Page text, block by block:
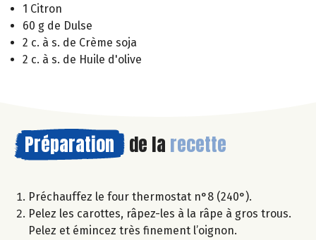
1 Citron
60 g de Dulse
2 c. à s. de Crème soja
2 c. à s. de Huile d'olive
Préparation de la recette
Préchauffez le four thermostat n°8 (240°).
Pelez les carottes, râpez-les à la râpe à gros trous.
Pelez et émincez très finement l’oignon.